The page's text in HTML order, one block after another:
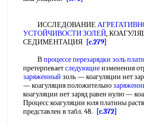
ИССЛЕДОВАНИЕ
УСТОЙЧИВОСТИ ЗОЛЕЙ,
СЕДИМЕНТАЦИЯ [c.279]
Впроцессе перезарядки золь
претерпеваетследующиеизменения
заряженный золь — коагуляции нет
— коагуляция положительно
коагуляции нет заряд равен нулю —
Процесс коагуляции юля платины
представлен в табл. 48.
[c.372]